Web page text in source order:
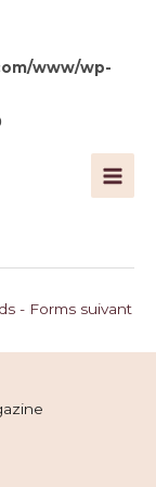
www/wp-
Main
- Forms suivant